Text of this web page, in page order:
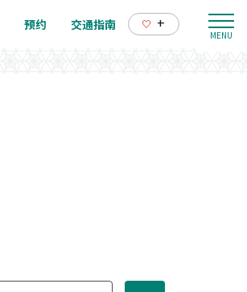
预约 交通指南 +